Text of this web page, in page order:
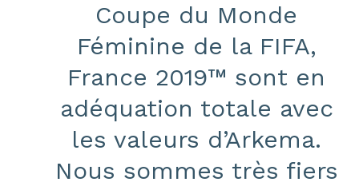
Coupe du Monde
Féminine de la FIFA,
France 2019™ sont en
adéquation totale avec
les valeurs d’Arkema.
Nous sommes très fiers